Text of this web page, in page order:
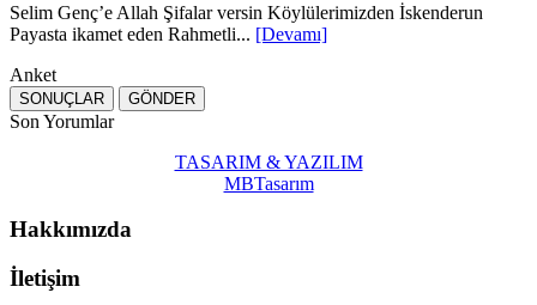
Selim Genç’e Allah Şifalar versin Köylülerimizden İskenderun
Payasta ikamet eden Rahmetli... [Devamı]
Anket
Son Yorumlar
TASARIM & YAZILIM
MBTasarım
Hakkımızda
İletişim